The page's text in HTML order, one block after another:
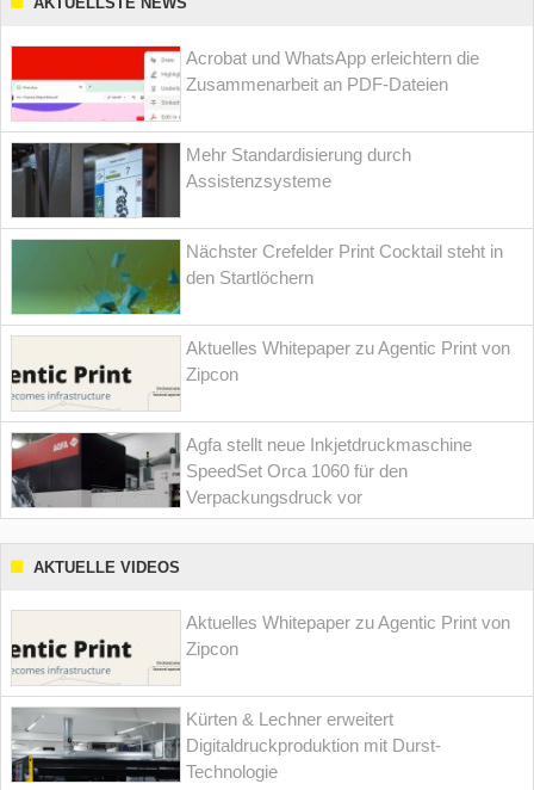
Acrobat und WhatsApp erleichtern die
Zusammenarbeit an PDF-Dateien
Mehr Standardisierung durch
Assistenzsysteme
Nächster Crefelder Print Cocktail steht in
den Startlöchern
Aktuelles Whitepaper zu Agentic Print von
Zipcon
Agfa stellt neue Inkjetdruckmaschine
SpeedSet Orca 1060 für den
Verpackungsdruck vor
AKTUELLE VIDEOS
Aktuelles Whitepaper zu Agentic Print von
Zipcon
Kürten & Lechner erweitert
Digitaldruckproduktion mit Durst-
Technologie